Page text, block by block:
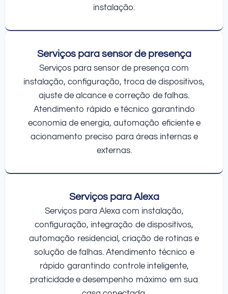
instalação.
Serviços para sensor de presença
Serviços para sensor de presença com
instalação, configuração, troca de dispositivos,
ajuste de alcance e correção de falhas.
Atendimento rápido e técnico garantindo
economia de energia, automação eficiente e
acionamento preciso para áreas internas e
externas.
Serviços para Alexa
Serviços para Alexa com instalação,
configuração, integração de dispositivos,
automação residencial, criação de rotinas e
solução de falhas. Atendimento técnico e
rápido garantindo controle inteligente,
praticidade e desempenho máximo em sua